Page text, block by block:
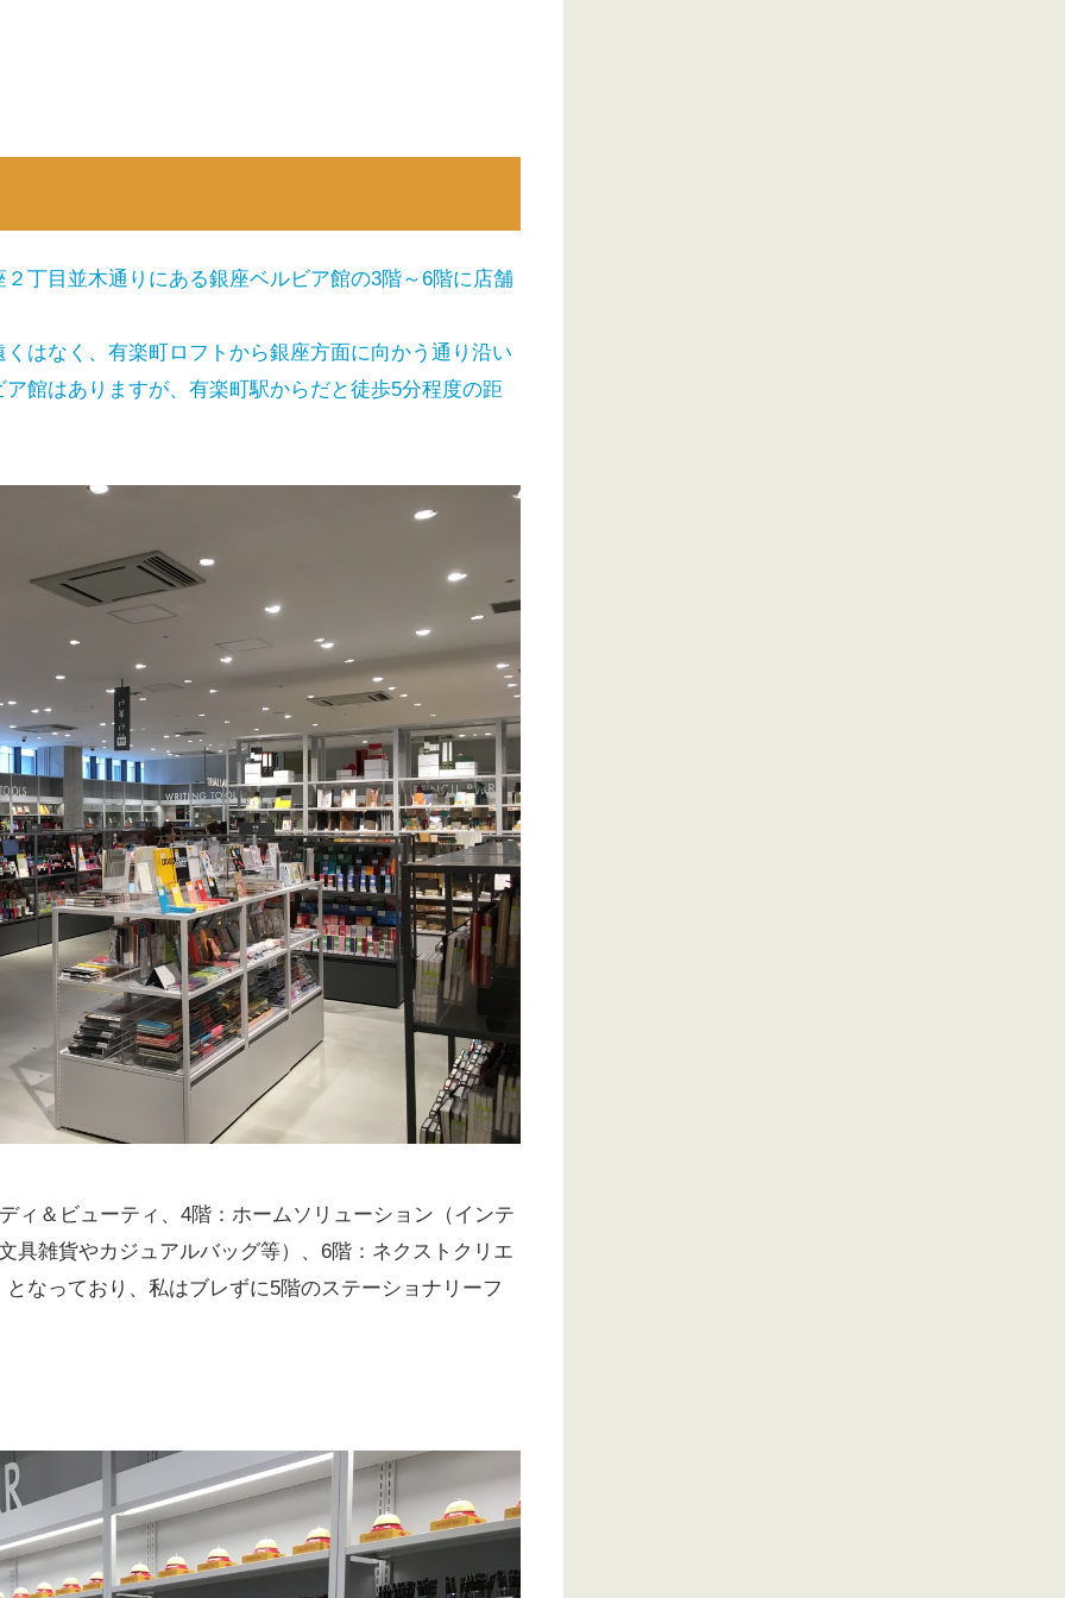
丁目並木通りにある銀座ベルビア館の3階～6階に店舗
はなく、有楽町ロフトから銀座方面に向かう通り沿い
館はありますが、有楽町駅からだと徒歩5分程度の距
ィ＆ビューティ、4階：ホームソリューション（インテ
具雑貨やカジュアルバッグ等）、6階：ネクストクリエ
なっており、私はブレずに5階のステーショナリーフ